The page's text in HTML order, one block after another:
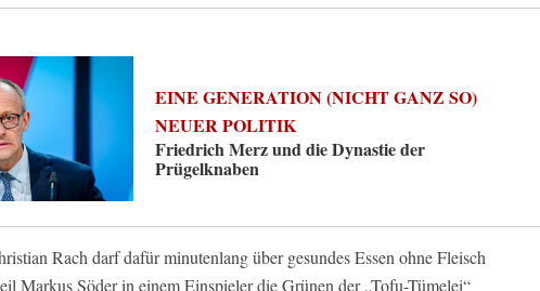
EINE GENERATION (NICHT GANZ SO)
NEUER POLITIK
Friedrich Merz und die Dynastie der
Prügelknaben
Rach darf dafür minutenlang über gesundes Essen ohne Fleisch
Markus Söder in einem Einspieler die Grünen der „Tofu-Tümelei“